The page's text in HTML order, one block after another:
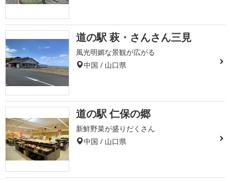
道の駅 萩・さんさん三見
風光明媚な景観が広がる
中国 / 山口県
道の駅 仁保の郷
新鮮野菜が盛りだくさん
中国 / 山口県